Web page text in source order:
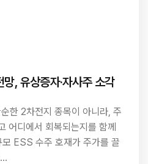
, 유상증자·자사주 소각
한 2차전지 종목이 아니라, 주
어디에서 회복되는지를 함께
ESS 수주 호재가 주가를 끌
…